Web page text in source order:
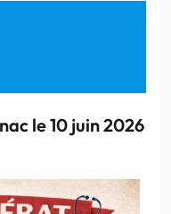
le 10 juin 2026